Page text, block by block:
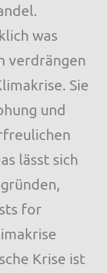
was
verdrängen
Sie
und
lässt sich
for
Krise ist